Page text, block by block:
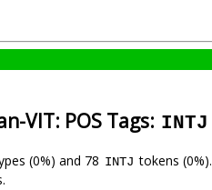
VIT: POS Tags: INTJ
(0%) and 78 INTJ tokens